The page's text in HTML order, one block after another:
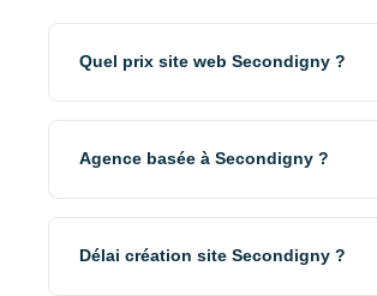
Quel prix site web Secondigny ?
vert). Tarifs adaptés économie rurale
Agence basée à Secondigny ?
Déplacements Secondigny possibles.
Délai création site Secondigny ?